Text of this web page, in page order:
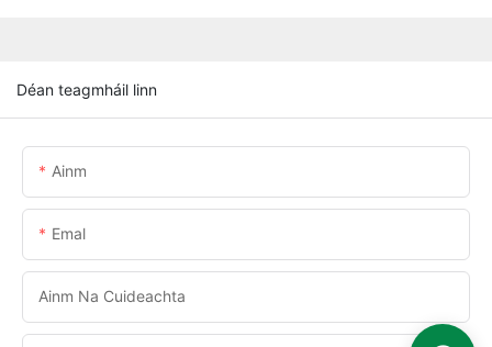
Déan teagmháil linn
Ainm
Emal
Ainm Na Cuideachta